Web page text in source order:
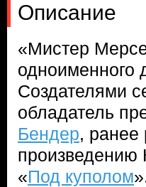
Описание
«Мистер
одноименного
Создателями
обладатель
Бендер, ранее
произведению
«Под куполом